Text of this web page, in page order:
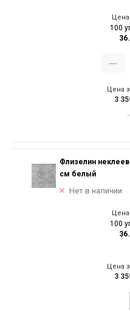
Цена
100
Цена
3
Флизелин
см белый
Нет в наличии
Цена
100
Цена
3